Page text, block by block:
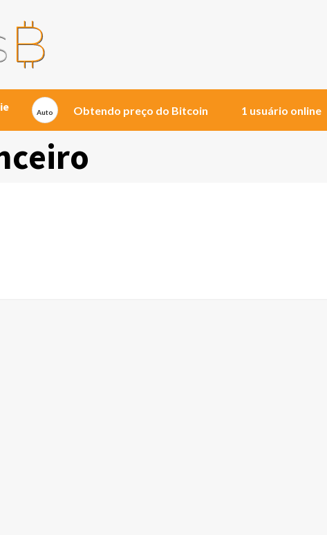
Obtendo preço do Bitcoin 1 usuário online